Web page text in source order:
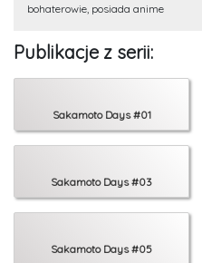
bohaterowie, posiada anime
Publikacje z serii:
Sakamoto Days #01
Sakamoto Days #03
Sakamoto Days #05